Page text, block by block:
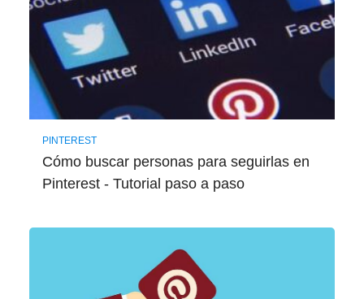
PINTEREST
Cómo buscar personas para seguirlas en
Pinterest - Tutorial paso a paso